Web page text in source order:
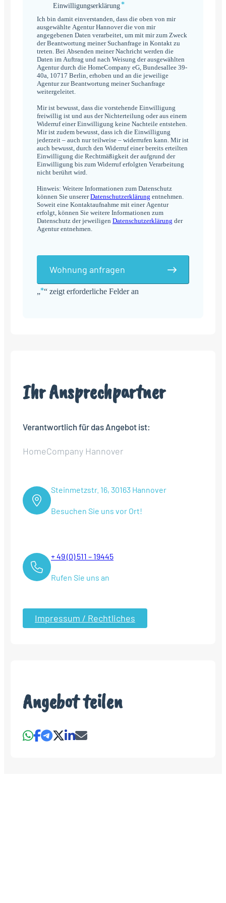
„*“ zeigt erforderliche Felder an
Einwilligungserklärung
Einwilligungserklärung*
Ich bin damit einverstanden, dass die oben von mir
ausgewählte Agentur Hannover die von mir
angegebenen Daten verarbeitet, um mit mir zum Zweck
der Beantwortung meiner Suchanfrage in Kontakt zu
treten. Bei Absenden meiner Nachricht werden die
Daten im Auftrag und nach Weisung der ausgewählten
Agentur durch die HomeCompany eG, Bundesallee 39-
40a, 10717 Berlin, erhoben und an die jeweilige
Agentur zur Beantwortung meiner Suchanfrage
weitergeleitet.
Mir ist bewusst, dass die vorstehende Einwilligung
freiwillig ist und aus der Nichterteilung oder aus einem
Widerruf einer Einwilligung keine Nachteile entstehen.
Mir ist zudem bewusst, dass ich die Einwilligung
jederzeit – auch nur teilweise – widerrufen kann. Mir ist
auch bewusst, durch den Widerruf einer bereits erteilten
Einwilligung die Rechtmäßigkeit der aufgrund der
Einwilligung bis zum Widerruf erfolgten Verarbeitung
nicht berührt wird.
Hinweis: Weitere Informationen zum Datenschutz
können Sie unsererDatenschutzerklärung entnehmen.
Soweit eine Kontaktaufnahme mit einer Agentur
erfolgt, können Sie weitere Informationen zum
Datenschutz der jeweiligen Datenschutzerklärung der
Agentur entnehmen.
Wohnung anfragen
Ihr Ansprechpartner
Verantwortlich für das Angebot ist:
HomeCompany Hannover
Steinmetzstr. 16, 30163 Hannover
Besuchen Sie uns vor Ort!
+ 49 (0) 511 – 19445
Rufen Sie uns an
Impressum / Rechtliches
Angebot teilen